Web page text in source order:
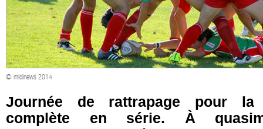
© midinews 2014
Journée de rattrapage pour la
complète en série. À